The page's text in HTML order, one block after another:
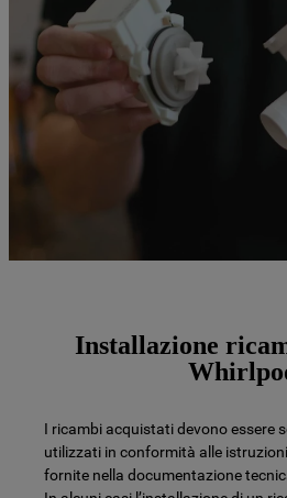
Installazione
I ricambi acquistati devono essere
utilizzati in conformità alle
fornite nella documentazione